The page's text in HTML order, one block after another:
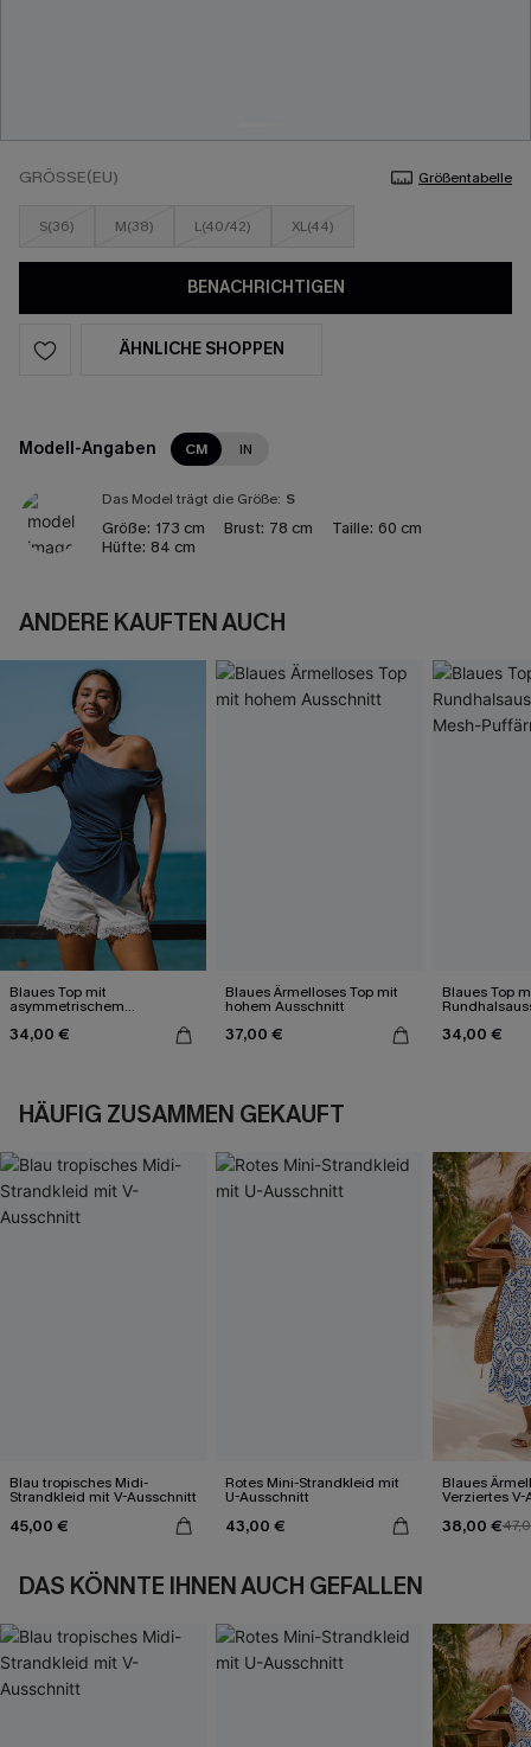
GRÖSSE(EU) Größentabelle
S(36) M(38) L(40/42) XL(44)
BENACHRICHTIGEN
ÄHNLICHE SHOPPEN
Modell-Angaben CM IN
Das Model trägt die Größe: S
Größe: 173 cm Brust: 78 cm Taille: 60 cm
Hüfte: 84 cm
ANDERE KAUFTEN AUCH
Blaues Top mit
asymmetrischem
Ausschnitt
34,00 €
Blaues Ärmelloses Top mit
hohem Ausschnitt
37,00 €
Blaues Top
34,00 €
HÄUFIG ZUSAMMEN GEKAUFT
Blau tropisches Midi-
Strandkleid mit V-Ausschnitt
45,00 €
Rotes Mini-Strandkleid mit
U-Ausschnitt
43,00 €
Blaues
Verziertes
38,00 €
DAS KÖNNTE IHNEN AUCH GEFALLEN